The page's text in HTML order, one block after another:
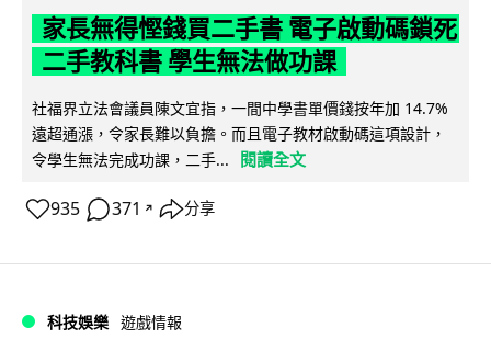
家長無得慳錢買二手書 電子啟動碼鎖死
二手教科書 學生無法做功課
社福界立法會議員陳文宜指，一間中學書單價錢按年加 14.7%
遠超通漲，令家長難以負擔。而且電子教材啟動碼這項設計，
令學生無法完成功課，二手...
閱讀全文
935 371 ↗ 分享
科技娛樂 遊戲情報